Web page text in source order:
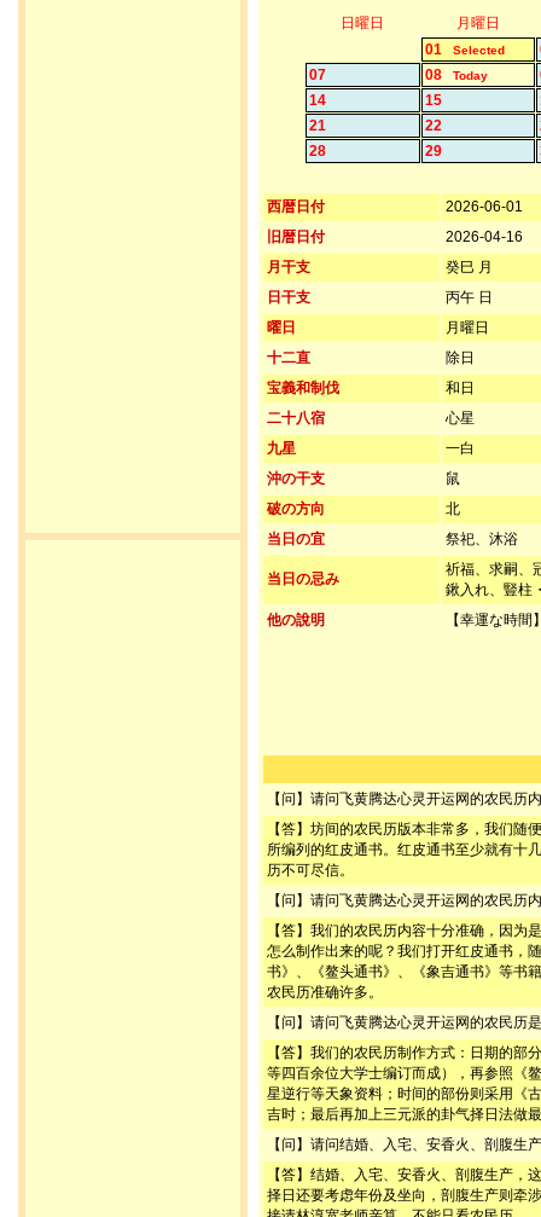
日曜日
月曜日
01
Selected
07
08 Today
14
15
21
22
28
29
西暦日付
2026-06-01
旧暦日付
2026-04-16
月干支
癸巳 月
日干支
丙午 日
曜日
月曜日
十二直
除日
宝義和制伐
和日
二十八宿
心星
九星
一白
沖の干支
鼠
破の方向
北
当日の宜
祭祀、沐浴
当日の忌み
祈福、求嗣、
鍬入れ、豎柱
他の說明
【幸運な時
【问】请问飞黄腾达心灵开运网的农民
【答】坊间的农民历版本非常多，我们
所编列的红皮通书。红皮通书至少就有十
历不可尽信。
【问】请问飞黄腾达心灵开运网的农民历
【答】我们的农民历内容十分准确，因
怎么制作出来的呢？我们打开红皮通书，
书》、《鳌头通书》、《象吉通书》等书
农民历准确许多。
【问】请问飞黄腾达心灵开运网的农民历
【答】我们的农民历制作方式：日期的
等四百余位大学士编订而成），再参照《
星逆行等天象资料；时间的部份则采用《
吉时；最后再加上三元派的卦气择日法做
【问】请问结婚、入宅、安香火、剖腹
【答】结婚、入宅、安香火、剖腹生产
择日还要考虑年份及坐向，剖腹生产则牵